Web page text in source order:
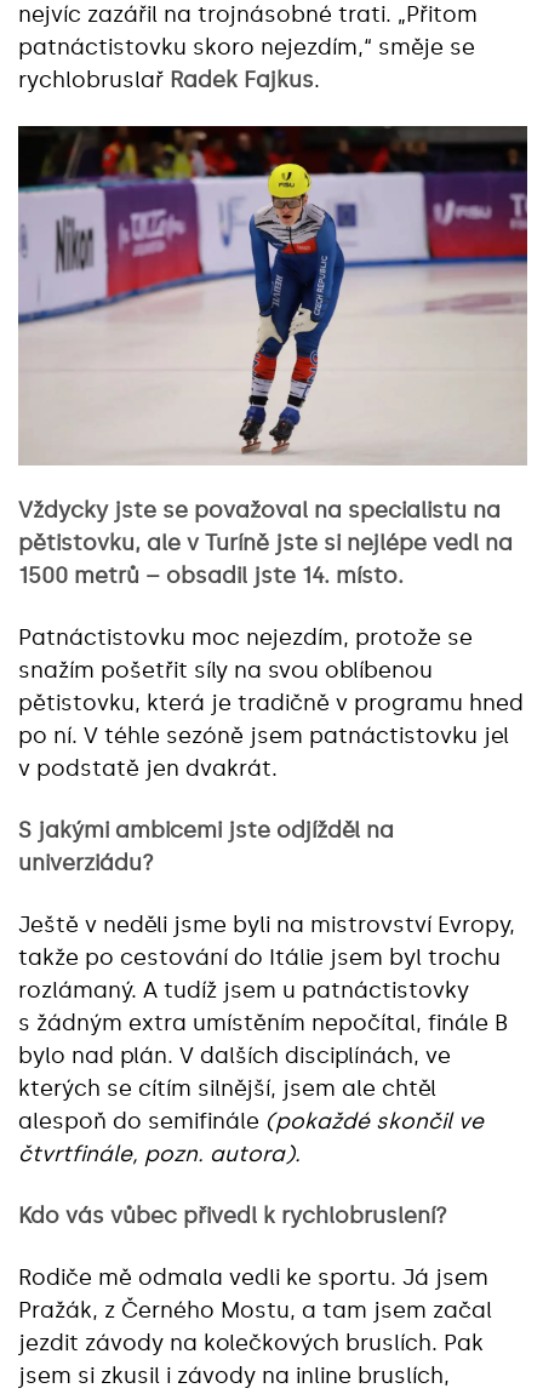
nejvíc zazářil na trojnásobné trati. „Přitom
patnáctistovku skoro nejezdím,“ směje se
rychlobruslař Radek Fajkus.
Vždycky jste se považoval na specialistu na
pětistovku, ale v Turíně jste si nejlépe vedl na
1500 metrů – obsadil jste 14. místo.
Patnáctistovku moc nejezdím, protože se
snažím pošetřit síly na svou oblíbenou
pětistovku, která je tradičně v programu hned
po ní. V téhle sezóně jsem patnáctistovku jel
v podstatě jen dvakrát.
S jakými ambicemi jste odjížděl na
univerziádu?
Ještě v neděli jsme byli na mistrovství Evropy,
takže po cestování do Itálie jsem byl trochu
rozlámaný. A tudíž jsem u patnáctistovky
s žádným extra umístěním nepočítal, finále B
bylo nad plán. V dalších disciplínách, ve
kterých se cítím silnější, jsem ale chtěl
alespoň do semifinále (pokaždé skončil ve
čtvrtfinále, pozn. autora).
Kdo vás vůbec přivedl k rychlobruslení?
Rodiče mě odmala vedli ke sportu. Já jsem
Pražák, z Černého Mostu, a tam jsem začal
jezdit závody na kolečkových bruslích. Pak
jsem si zkusil i závody na inline bruslích,